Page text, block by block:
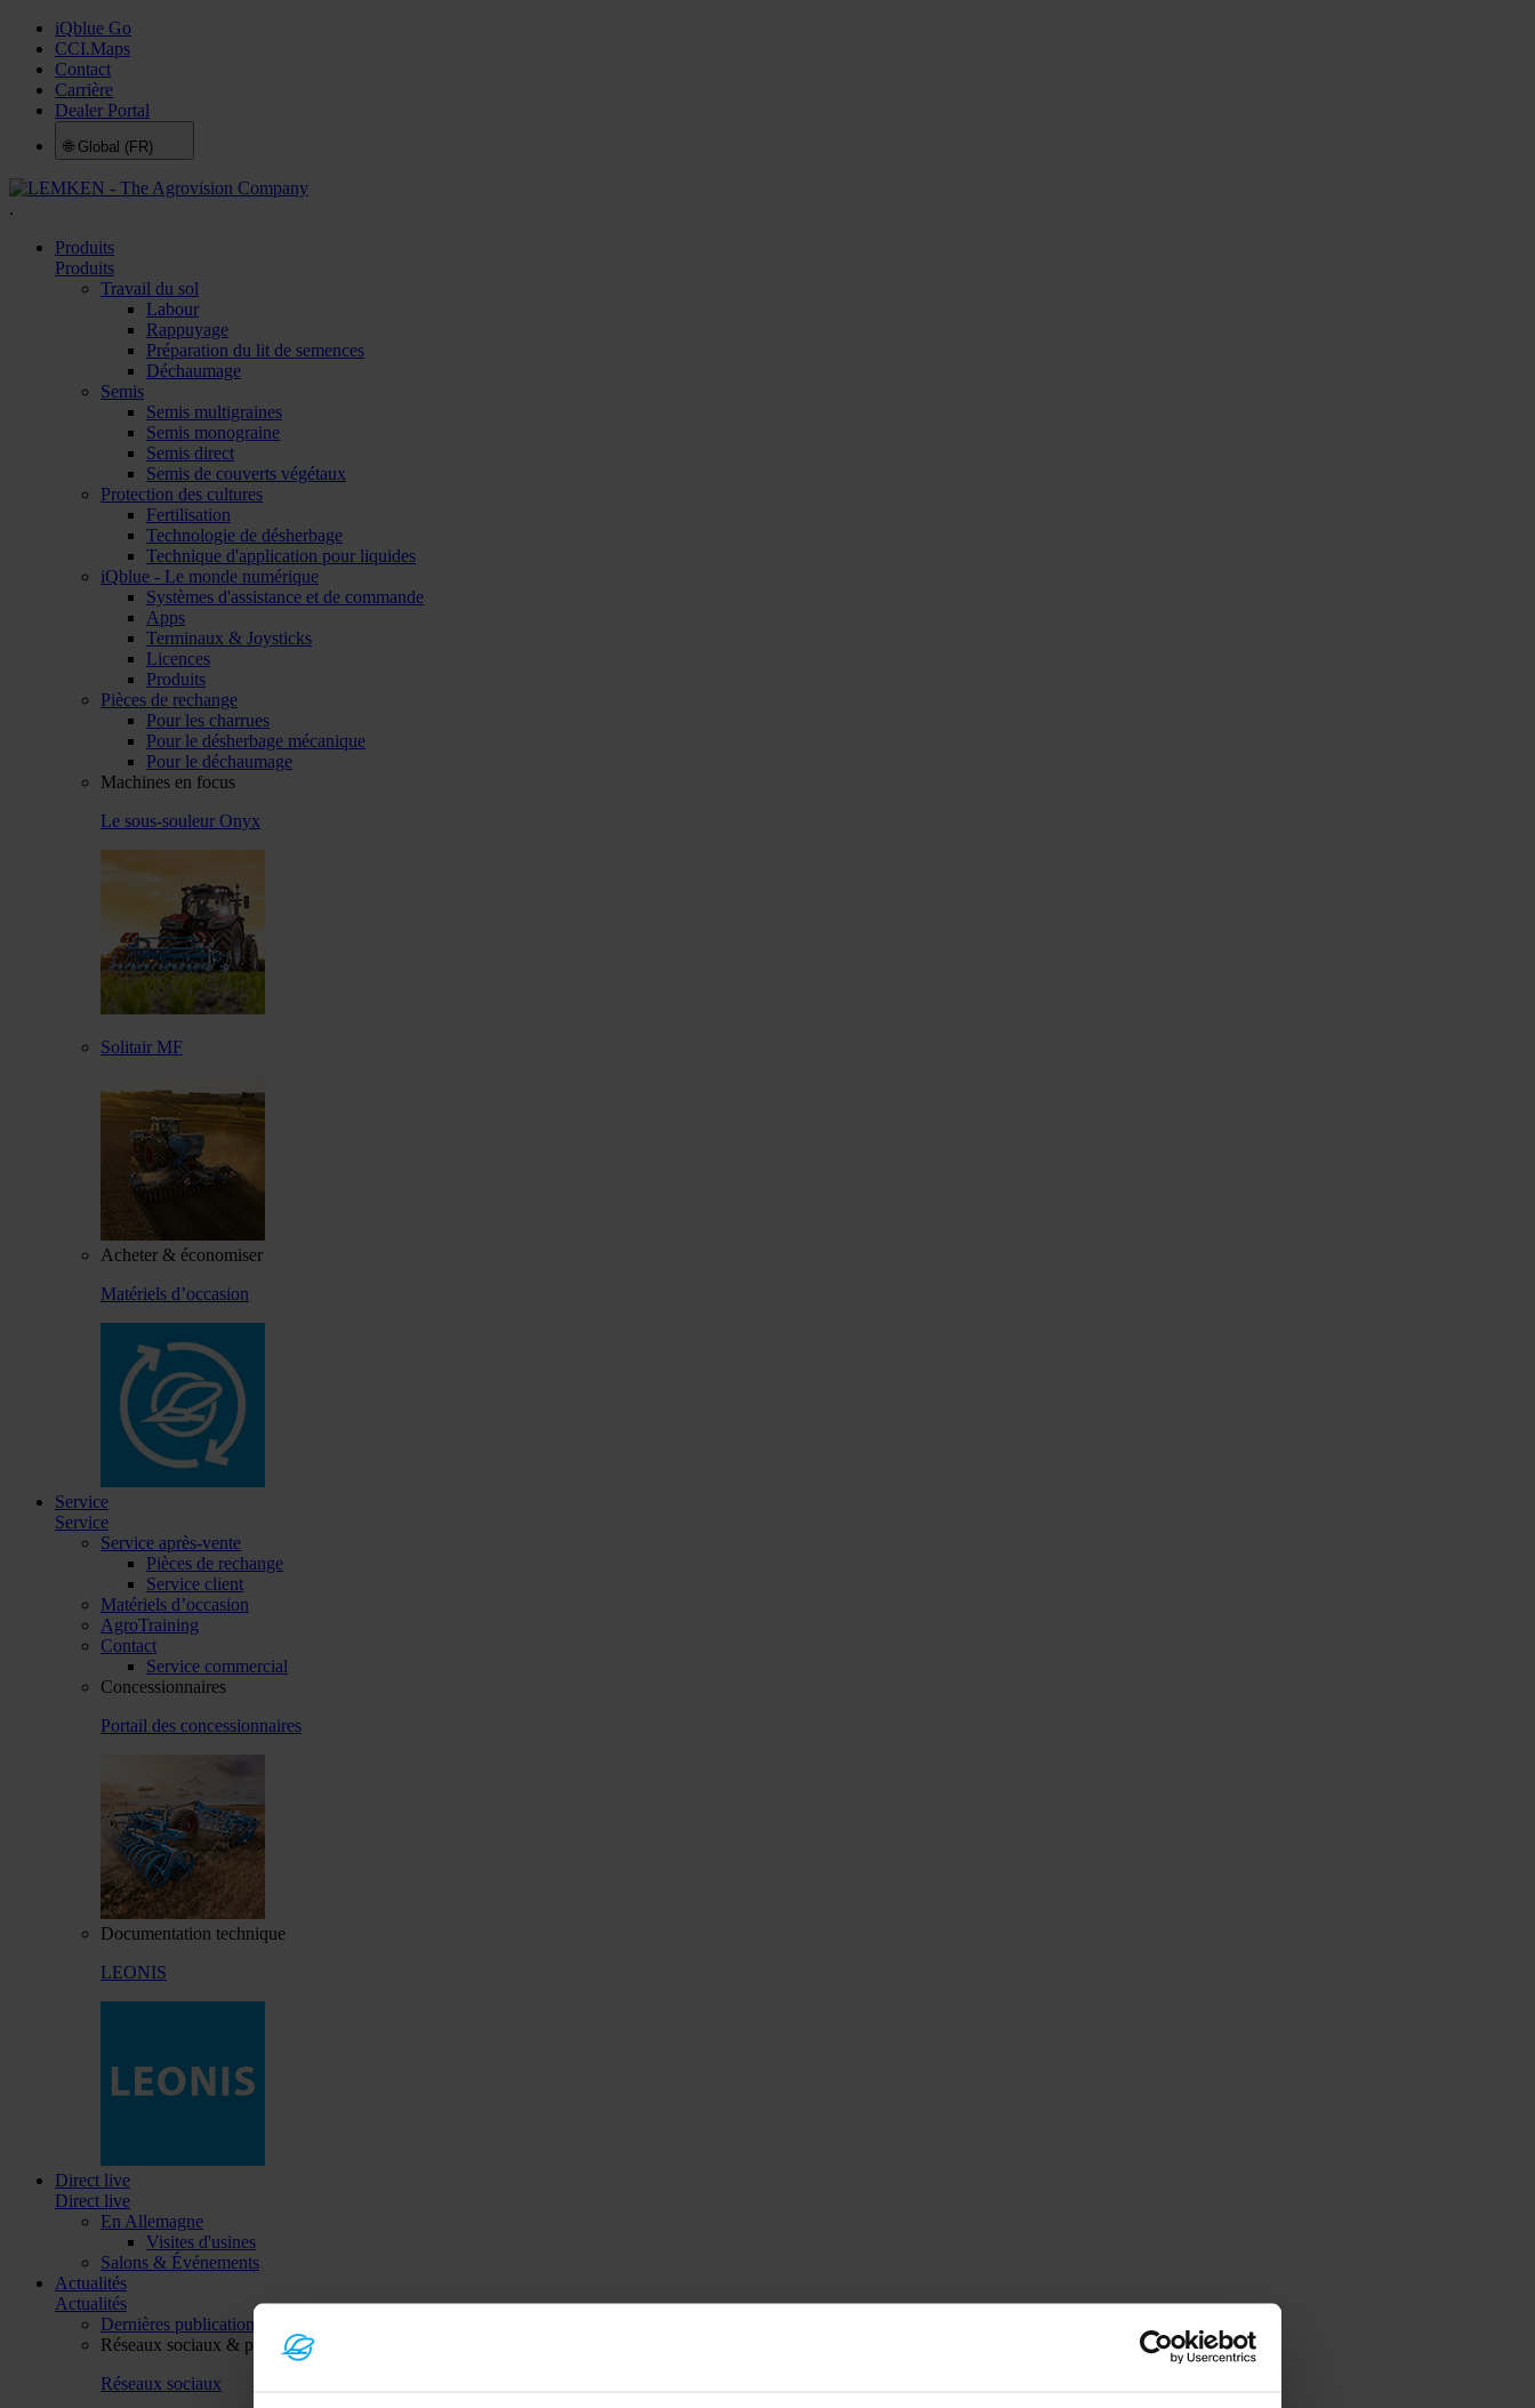
iQblue Go
CCI.Maps
Contact
Carrière
Dealer Portal
🌐 Global (FR)
.
Produits
Produits
Travail du sol
Labour
Rappuyage
Préparation du lit de semences
Déchaumage
Semis
Semis multigraines
Semis monograine
Semis direct
Semis de couverts végétaux
Protection des cultures
Fertilisation
Technologie de désherbage
Technique d'application pour liquides
iQblue - Le monde numérique
Systèmes d'assistance et de commande
Apps
Terminaux & Joysticks
Licences
Produits
Pièces de rechange
Pour les charrues
Pour le désherbage mécanique
Pour le déchaumage
Machines en focus
Le sous-souleur Onyx
Solitair MF
Acheter & économiser
Matériels d’occasion
Service
Service
Service après-vente
Pièces de rechange
Service client
Matériels d’occasion
AgroTraining
Contact
Service commercial
Concessionnaires
Portail des concessionnaires
Documentation technique
LEONIS
Direct live
Direct live
En Allemagne
Visites d'usines
Salons & Événements
Actualités
Actualités
Dernières publications
Réseaux sociaux & plus
Réseaux sociaux